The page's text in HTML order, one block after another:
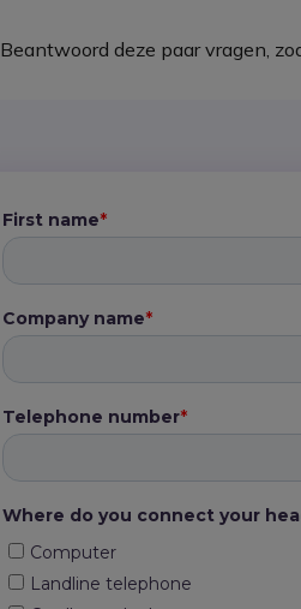
Beantwoord deze paar vragen,